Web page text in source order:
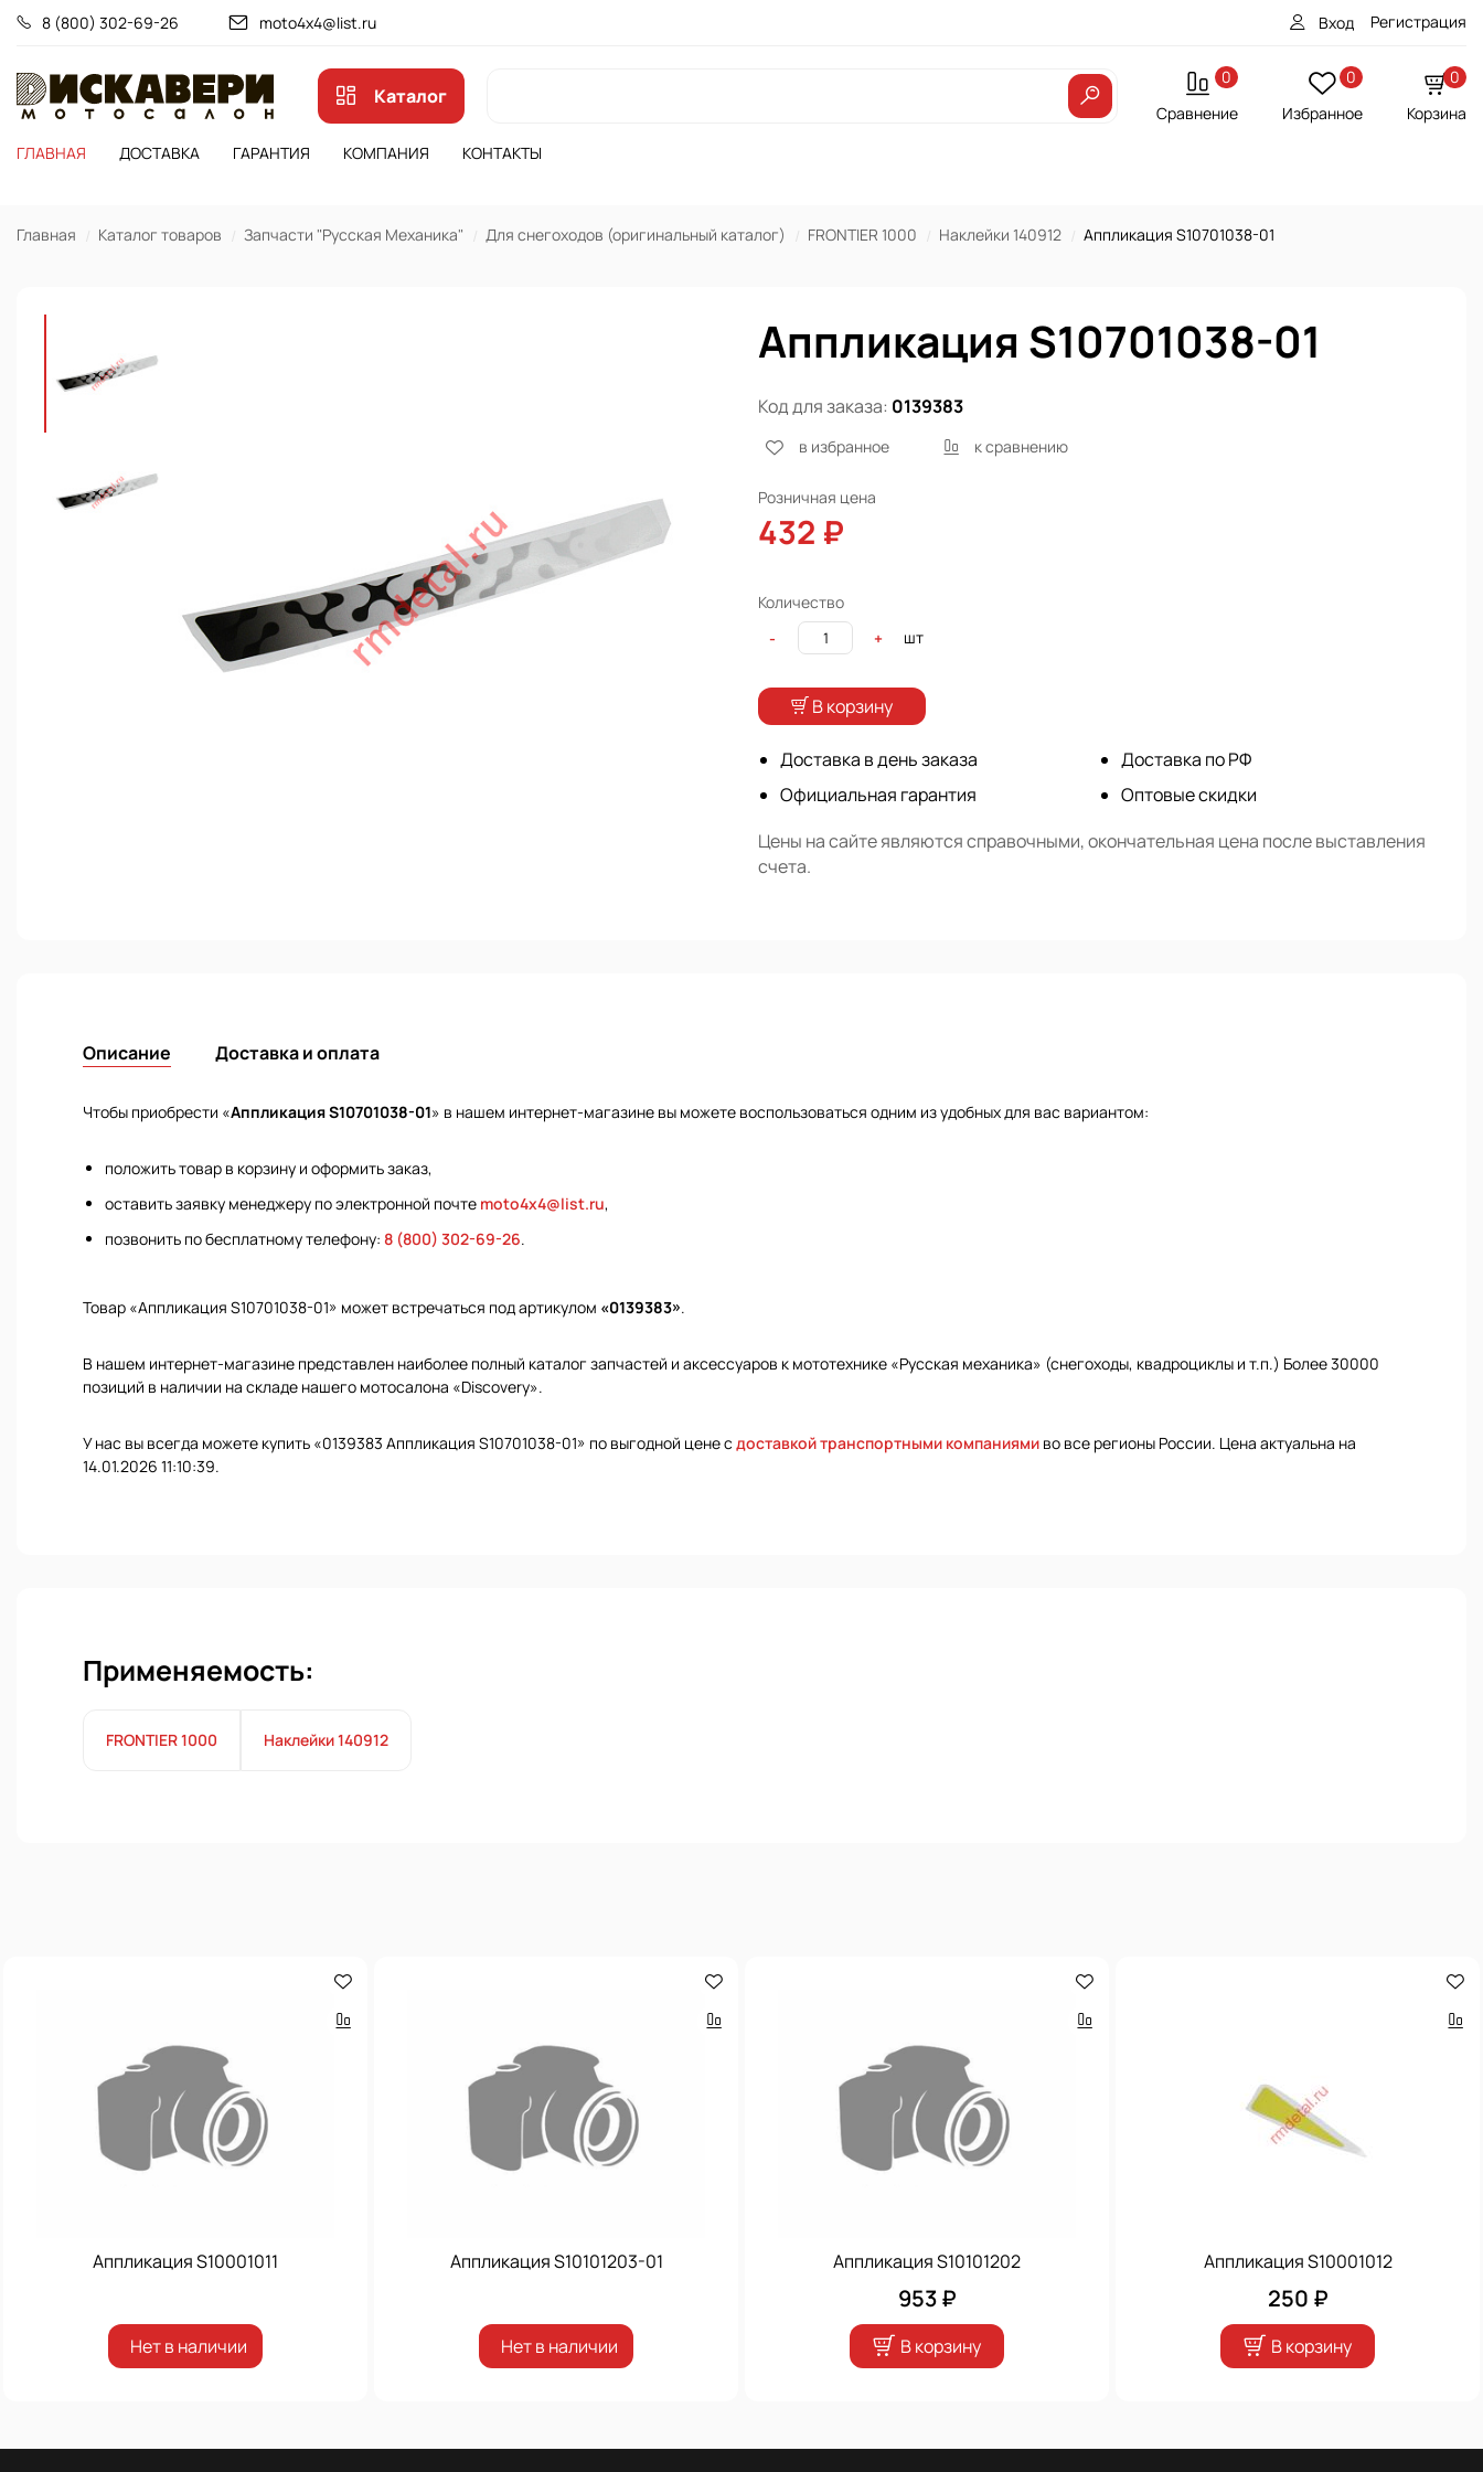
8 (800) 302-69-26 moto4x4@list.ru Вход Регистрация
Каталог
0
Сравнение
0
Избранное
0
Корзина
ГЛАВНАЯ
ДОСТАВКА ГАРАНТИЯ КОМПАНИЯ КОНТАКТЫ
Главная Каталог товаров Запчасти "Русская Механика" Для снегоходов (оригинальный каталог) FRONTIER 1000 Наклейки 140912 Аппликация S10701038-01
Аппликация S10701038-01
Код для заказа: 0139383
в избранное к сравнению
Розничная цена
432 ₽
Количество
-
+ шт
В корзину
Доставка в день заказа
Официальная гарантия
Доставка по РФ
Оптовые скидки
Цены на сайте являются справочными, окончательная цена после выставления
счета.
Описание Доставка и оплата
Чтобы приобрести «Аппликация S10701038-01» в нашем интернет-магазине вы можете воспользоваться одним из удобных для вас вариантом:
положить товар в корзину и оформить заказ,
оставить заявку менеджеру по электронной почте moto4x4@list.ru,
позвонить по бесплатному телефону: 8 (800) 302-69-26.
Товар «Аппликация S10701038-01» может встречаться под артикулом «0139383».
В нашем интернет-магазине представлен наиболее полный каталог запчастей и аксессуаров к мототехнике «Русская механика» (снегоходы, квадроциклы и т.п.) Более 30000
позиций в наличии на складе нашего мотосалона «Discovery».
У нас вы всегда можете купить «0139383 Аппликация S10701038-01» по выгодной цене с доставкой транспортными компаниями во все регионы России. Цена актуальна на
14.01.2026 11:10:39.
Применяемость:
FRONTIER 1000 Наклейки 140912
Аппликация S10001011
Нет в наличии
Аппликация S10101203-01
Нет в наличии
Аппликация S10101202
953 ₽
В корзину
Аппликация S10001012
250 ₽
В корзину